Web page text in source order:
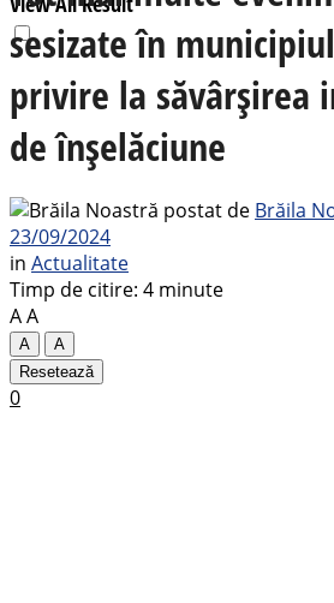
sesizate în
privire la săvârșirea
de înșelăciune
postat de Brăila
23/09/2024
in Actualitate
Timp de citire: 4 minute
AA
A
A
Resetează
0